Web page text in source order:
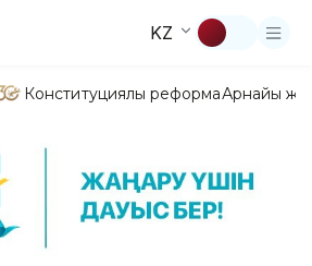
KZ
Конституциялық реформаАрнайы